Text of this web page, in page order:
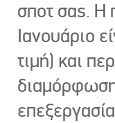
σποτ σας. Η
Ιανουάριο
τιμή) και